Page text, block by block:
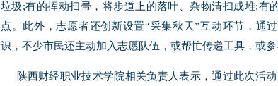
垃圾;有的挥动扫帚，将步道上的落叶、杂物清扫成堆;有
点。此外，志愿者还创新设置“采集秋天”互动环节，通
识，不少市民还主动加入志愿队伍，或帮忙传递工具，或参
陕西财经职业技术学院相关负责人表示，通过此次活